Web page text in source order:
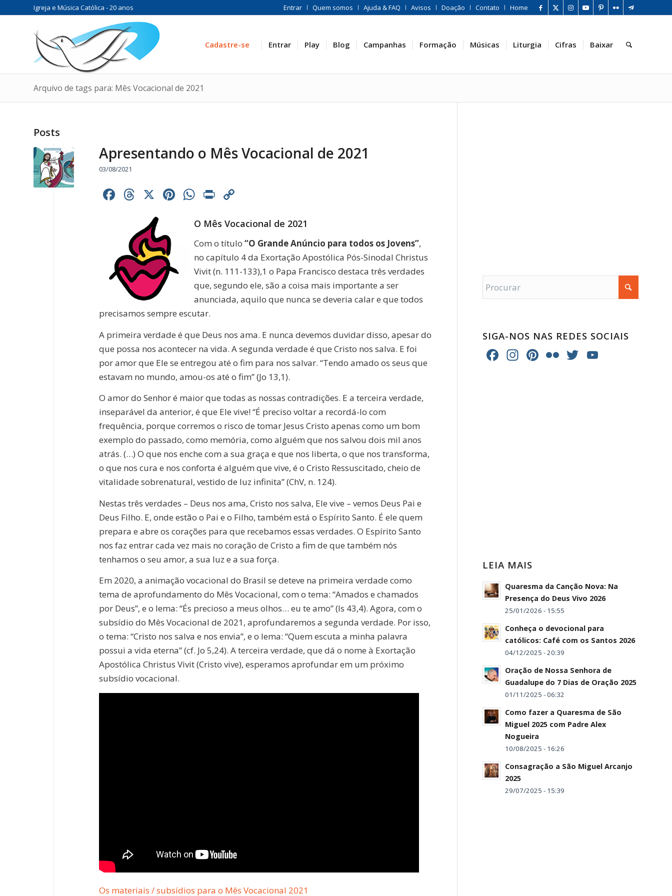
Entrar Quem somos Ajuda & FAQ Avisos Doação Contato Home
Igreja e Música Católica - 20 anos
Cadastre-se Entrar Play Blog Campanhas Formação Músicas Liturgia Cifras Baixar
Arquivo de tags para: Mês Vocacional de 2021
Posts
Apresentando o Mês Vocacional de 2021
03/08/2021
Facebook
Threads
X Pinterest
WhatsApp
Print
O Mês Vocacional de 2021
Com o título “O Grande Anúncio para todos os Jovens”,
no capítulo 4 da Exortação Apostólica Pós-Sinodal Christus
Vivit (n. 111-133),1 o Papa Francisco destaca três verdades
que, segundo ele, são a coisa mais importante a ser
anunciada, aquilo que nunca se deveria calar e que todos
precisamos sempre escutar.
A primeira verdade é que Deus nos ama. E nunca devemos duvidar disso, apesar do
que possa nos acontecer na vida. A segunda verdade é que Cristo nos salva. E foi
por amor que Ele se entregou até o fim para nos salvar. “Tendo amado os seus que
estavam no mundo, amou-os até o fim” (Jo 13,1).
O amor do Senhor é maior que todas as nossas contradições. E a terceira verdade,
inseparável da anterior, é que Ele vive! “É preciso voltar a recordá-lo com
frequência, porque corremos o risco de tomar Jesus Cristo apenas como um bom
exemplo do passado, como memória, como alguém que nos salvou dois mil anos
atrás. (…) O que nos enche com a sua graça e que nos liberta, o que nos transforma,
o que nos cura e nos conforta é alguém que vive, é o Cristo Ressuscitado, cheio de
vitalidade sobrenatural, vestido de luz infinita” (ChV, n. 124).
Nestas três verdades – Deus nos ama, Cristo nos salva, Ele vive – vemos Deus Pai e
Deus Filho. E, onde estão o Pai e o Filho, também está o Espírito Santo. É ele quem
prepara e abre os corações para que recebamos essas verdades. O Espírito Santo
nos faz entrar cada vez mais no coração de Cristo a fim de que também nós
tenhamos o seu amor, a sua luz e a sua força.
Em 2020, a animação vocacional do Brasil se deteve na primeira verdade como
tema de aprofundamento do Mês Vocacional, com o tema: “Amados e chamados
por Deus”, e o lema: “És precioso a meus olhos… eu te amo” (Is 43,4). Agora, com o
subsídio do Mês Vocacional de 2021, aprofundaremos a segunda verdade. Por isso,
o tema: “Cristo nos salva e nos envia”, e o lema: “Quem escuta a minha palavra
possui a vida eterna” (cf. Jo 5,24). A terceira verdade, que dá o nome à Exortação
Apostólica Christus Vivit (Cristo vive), esperamos aprofundar em um próximo
subsídio vocacional.
Os materiais / subsídios para o Mês Vocacional 2021
SIGA-NOS NAS REDES SOCIAIS
Facebook
Instagram
Pinterest
FlickrTwitter
LEIA MAIS
Quaresma da Canção Nova: Na
Presença do Deus Vivo 2026
25/01/2026 - 15:55
Conheça o devocional para
católicos: Café com os Santos 2026
04/12/2025 - 20:39
Oração de Nossa Senhora de
Guadalupe do 7 Dias de Oração 2025
01/11/2025 - 06:32
Como fazer a Quaresma de São
Miguel 2025 com Padre Alex
Nogueira
10/08/2025 - 16:26
Consagração a São Miguel Arcanjo
2025
29/07/2025 - 15:39